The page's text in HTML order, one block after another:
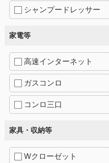
シャンプードレッサー
家電等
高速インターネット
ガスコンロ
コンロ三口
家具・収納等
Wクローゼット